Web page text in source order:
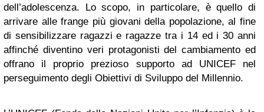
dell’adolescenza. Lo scopo, in particolare, è quello di
arrivare alle frange più giovani della popolazione, al fine
di sensibilizzare ragazzi e ragazze tra i 14 ed i 30 anni
affinché diventino veri protagonisti del cambiamento ed
offrano il proprio prezioso supporto ad UNICEF nel
perseguimento degli Obiettivi di Sviluppo del Millennio.